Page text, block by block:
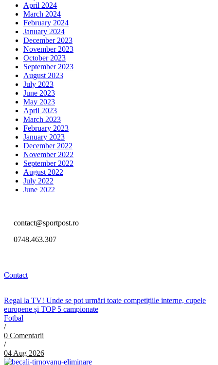
April 2024
March 2024
February 2024
January 2024
December 2023
November 2023
October 2023
September 2023
August 2023
July 2023
June 2023
May 2023
April 2023
March 2023
February 2023
January 2023
December 2022
November 2022
September 2022
August 2022
July 2022
June 2022
contact@sportpost.ro
0748.463.307
Contact
Regal la TV! Unde se pot urmări toate competițiile interne, cupele
europene și TOP 5 campionate
Fotbal
/
0 Comentarii
/
04 Aug 2026